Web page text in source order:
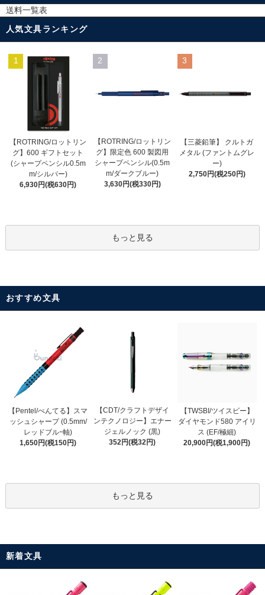
送料一覧表
人気文具ランキング
1
【ROTRING/ロットリン
グ】600 ギフトセット
(シャープペンシル0.5m
m/シルバー)
6,930円(税630円)
2
【ROTRING/ロットリン
グ】限定色 600 製図用
シャープペンシル(0.5m
m/ダークブルー)
3,630円(税330円)
3
【三菱鉛筆】 クルトガ
メタル (ファントムグレ
ー)
2,750円(税250円)
もっと見る
おすすめ文具
【Pentel/ぺんてる】スマ
ッシュシャープ (0.5mm/
レッドブルｰ軸)
1,650円(税150円)
【CDT/クラフトデザイ
ンテクノロジー】エナー
ジェルノック (黒)
352円(税32円)
【TWSBI/ツイスビー】
ダイヤモンド580 アイリ
ス (EF/極細)
20,900円(税1,900円)
もっと見る
新着文具